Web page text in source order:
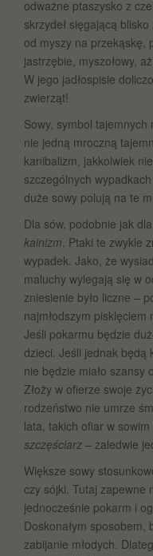
odważne ptaszysko z
skrzydeł sięgającą
od myszy na przekąskę,
jastrzębie, myszołowy,
W jego jadłospisie
zwierząt!
Sowy, symbol
nie jedną mroczną
kanibalizm, jakkolwiek
szczególnych
duże sowy polują na te
Dla sów, podobnie jak
kainizm. Ptaki te zwykle
wypadek. Jako, że
maluchy wylegają się w
zniesienie było liczne –
najmłodszym
Jeśli pokarmu będzie
dzieci. Jeśli jednak będą
nie będzie miało szansy
Złoży w ofierze swoje
rodzeństwo nie umrze
lata, takich ofiar w
szczęściarz – zaledwie
Większe sowy
czy sójki. Tutaj zapewne
jednocześnie pokarm i
Doskonałym
zabijanie młodych.